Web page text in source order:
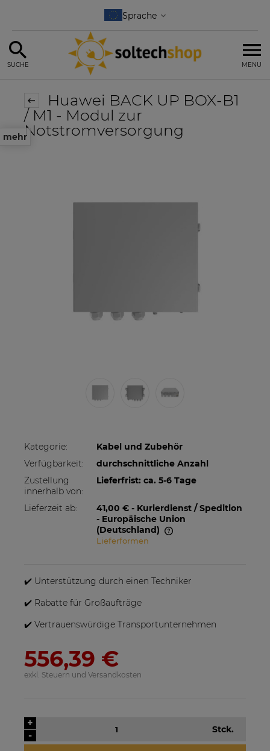
MENU
SUCHE
SE25K-RW00IBNM4
Netzwechselrichter
923,17 €
mehr
Huawei BACK UP BOX-B1
/ M1 - Modul zur
Notstromversorgung
Kategorie:
Kabel und Zubehör
Verfügbarkeit:
durchschnittliche Anzahl
Zustellung
innerhalb von:
Lieferfrist: ca. 5-6 Tage
Lieferzeit ab: 41,00 € - Kurierdienst / Spedition
- Europäische Union
(Deutschland)
Im Preis sind etwaige Zahlungskosten nicht
Lieferformen
✔️ Unterstützung durch einen Techniker
✔️ Rabatte für Großaufträge
✔️ Vertrauenswürdige Transportunternehmen
556,39 €
exkl. Steuern und Versandkosten
-
+
Stck.